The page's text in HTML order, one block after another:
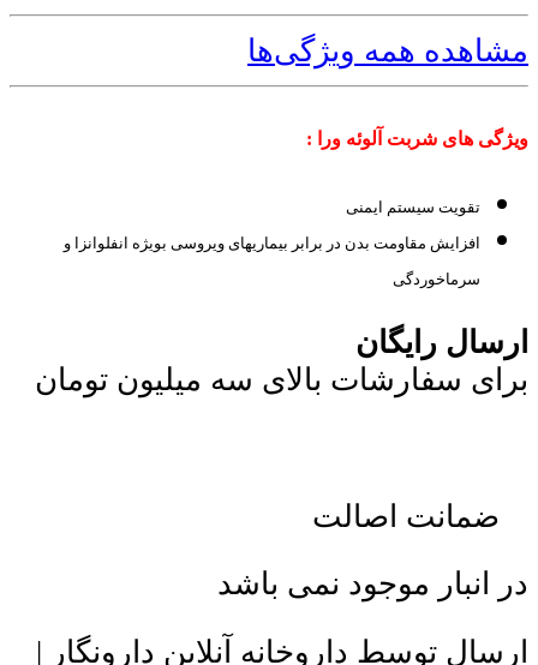
مشاهده همه ویژگی‌ها
ویژگی های شربت آلوئه ورا :
تقویت سیستم ایمنی
افزایش مقاومت بدن در برابر بیماریهای ویروسی بویژه انفلوانزا و
سرماخوردگی
ارسال رایگان
برای سفارشات بالای سه میلیون تومان
ضمانت اصالت
در انبار موجود نمی باشد
ارسال توسط داروخانه آنلاین دارونگار |